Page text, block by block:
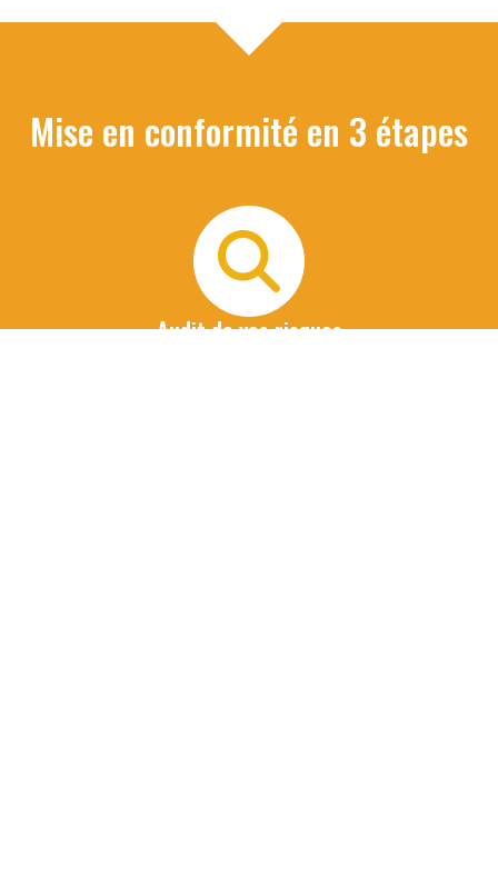
Mise en conformité en 3 étapes
Audit de vos risques